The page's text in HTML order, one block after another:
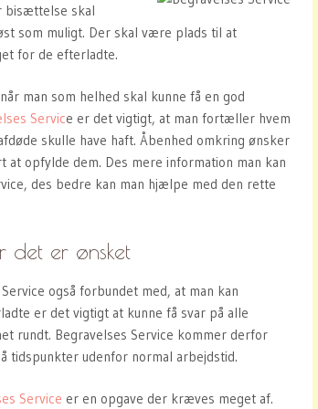
bisættelse skal
som muligt. Der skal være plads til at
for de efterladte.
man som helhed skal kunne få en god
Service er det vigtigt, at man fortæller hvem
skulle have haft. Åbenhed omkring ønsker
opfylde dem. Des mere information man kan
des bedre kan man hjælpe med den rette
er ønsket
også forbundet med, at man kan
er det vigtigt at kunne få svar på alle
rundt. Begravelses Service kommer derfor
tidspunkter udenfor normal arbejdstid.
Service er en opgave der kræves meget af.